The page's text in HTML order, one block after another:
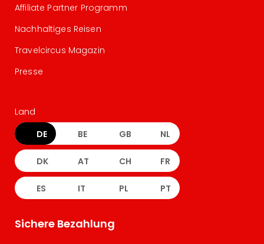
Affiliate Partner Programm
Nachhaltiges Reisen
Travelcircus Magazin
Presse
Land
DE BE GB NL
DK AT CH FR
ES IT PL PT
Sichere Bezahlung